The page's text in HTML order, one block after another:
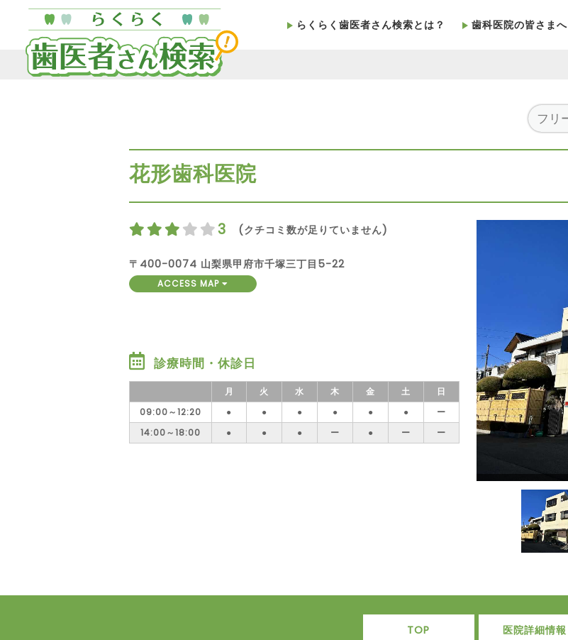
らくらく歯医者さん検索とは？ 歯科医院の皆さまへ
花形歯科医院
3 (クチコミ数が足りていません)
〒400-0074 山梨県甲府市千塚三丁目5-22
ACCESS MAP
診療時間・休診日
月 火 水 木 金 土
日
09:00～12:20
● ● ● ● ● ●
ー
14:00～18:00
● ● ● ー ● ー ー
TOP 医院詳細情報